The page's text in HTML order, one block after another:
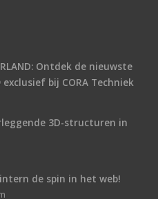
Ontdek de nieuwste
bij CORA Techniek
3D-structuren in
de spin in het web!